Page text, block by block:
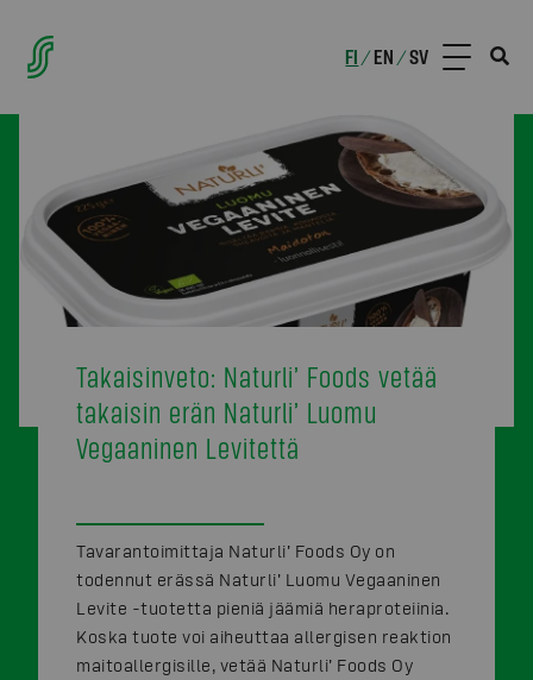
FI /EN /SV
Takaisinveto: Naturli’ Foods vetää
takaisin erän Naturli’ Luomu
Vegaaninen Levitettä
Tavarantoimittaja Naturli’ Foods Oy on
todennut erässä Naturli’ Luomu Vegaaninen
Levite -tuotetta pieniä jäämiä heraproteiinia.
Koska tuote voi aiheuttaa allergisen reaktion
maitoallergisille, vetää Naturli’ Foods Oy